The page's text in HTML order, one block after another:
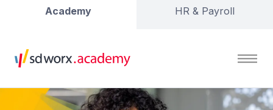
Academy HR & Payroll